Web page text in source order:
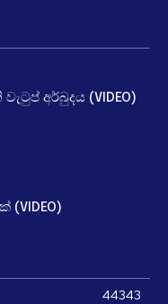
අර්බුදය (VIDEO)
44343